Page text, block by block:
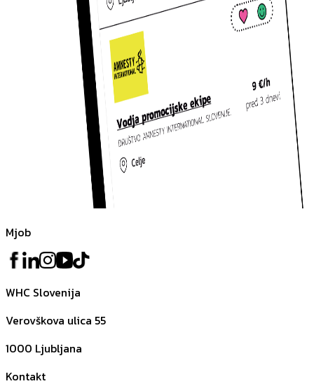
Mjob
WHC Slovenija
Verovškova ulica 55
1000 Ljubljana
Kontakt